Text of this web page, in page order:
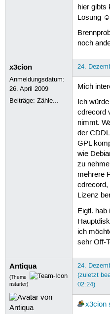
hier gibts
Lösung ☺
noch
x3cion
Anmeldungsdatum:
26. April 2009
Beiträge:Zähle...
24.
Mich
Ich
cdrecord
nimmt.
der
GPL
wie
zu
mehrere
cdrecord,
Lizenz
Eigtl. hab
ich
sehr Off-
Antiqua
(Theme
nstarter)
24.
(zuletzt
02:24)
x3cion